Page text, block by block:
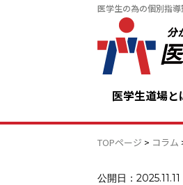
医学生の為の個別指
医学生道場と
TOPページ > コラム
公開日：2025.11.11